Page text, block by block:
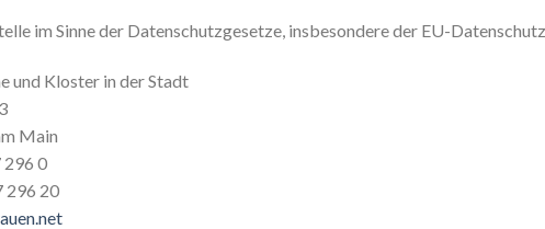
im Sinne der Datenschutzgesetze, insbesondere der EU-
und Kloster in der Stadt
Main
296 0
296 20